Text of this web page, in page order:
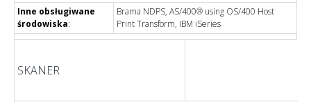
Inne obsługiwane
środowiska:
Brama NDPS, AS/400® using OS/400 Host
Print Transform, IBM iSeries
SKANER